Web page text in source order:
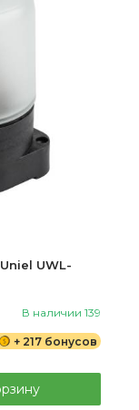
UWL-
В наличии 139
+ 217 бонусов